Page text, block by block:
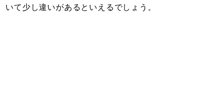
いて少し違いがあるといえるでしょう。